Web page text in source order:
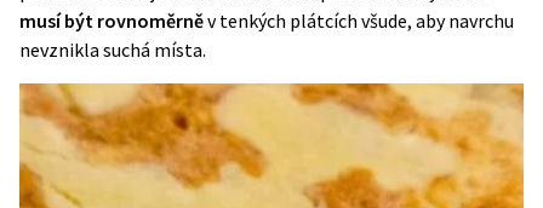
musí být rovnoměrněv tenkých plátcích všude, aby navrchu
nevznikla suchá místa.